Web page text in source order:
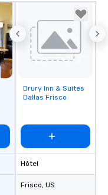
Removed from
favorites
Drury Inn & Suites
Dallas Frisco
Hôtel
Frisco, US